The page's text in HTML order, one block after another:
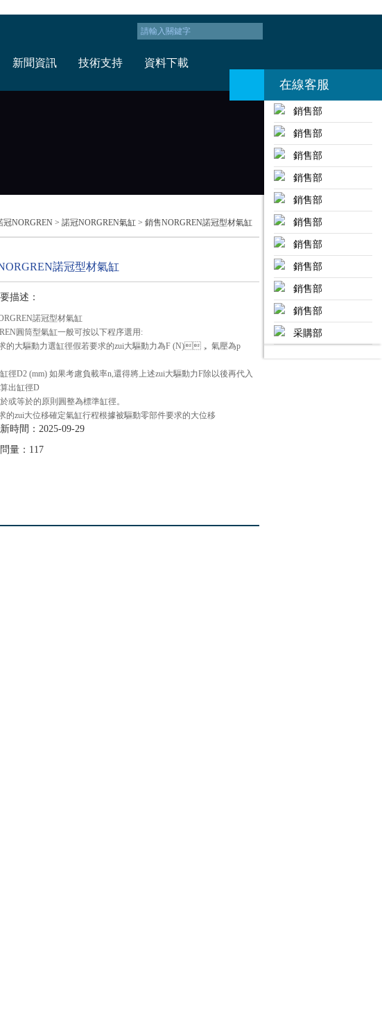
新聞資訊 技術支持 資料下載
冠NORGREN > 諾冠NORGREN氣缸 > 銷售NORGREN諾冠型材氣缸
諾冠型材氣缸
描述：
諾冠型材氣缸
圓筒型氣缸一般可按以下程序選用:
的大驅動力選缸徑假若要求的zui大驅動力為F (N)， 氣壓為p
缸徑D2 (mm) 如果考慮負載率n,還得將上述zui大驅動力F除以後再代入
出缸徑D
或等於的原則圓整為標準缸徑。
的zui大位移確定氣缸行程根據被驅動零部件要求的大位移
時間：2025-09-29
量：117
在線客服
銷售部
銷售部
銷售部
銷售部
銷售部
銷售部
銷售部
銷售部
銷售部
銷售部
采購部